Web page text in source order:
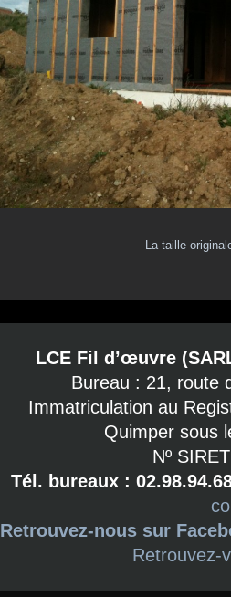
La taille
LCE Fil d’œuvre
Bureau : 21, route
Immatriculation au
Quimper sous
Nº
Tél. bureaux :
Retrouvez-nous sur
Retrouvez-